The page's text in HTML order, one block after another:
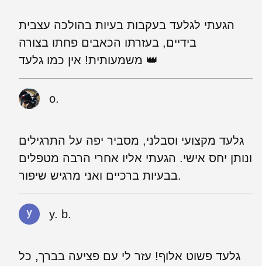
הגעתי לגלעד בעקבות בעיות בהולכה עצבית
בידיים, בעזרתו הכאבים פחתו בצורה
משמעותית! אין כמו גלעד 👑
o.
גלעד מקצועי וסבלני, מסביר יפה על התרגילים
ונותן יחס אישי. הגעתי אליו אחרי הרבה מטפלים
בבעיות ברכיים ואני מרגיש שיפור.
y. b.
גלעד פשוט אלוף! עזר לי עם פציעה בברך, כל